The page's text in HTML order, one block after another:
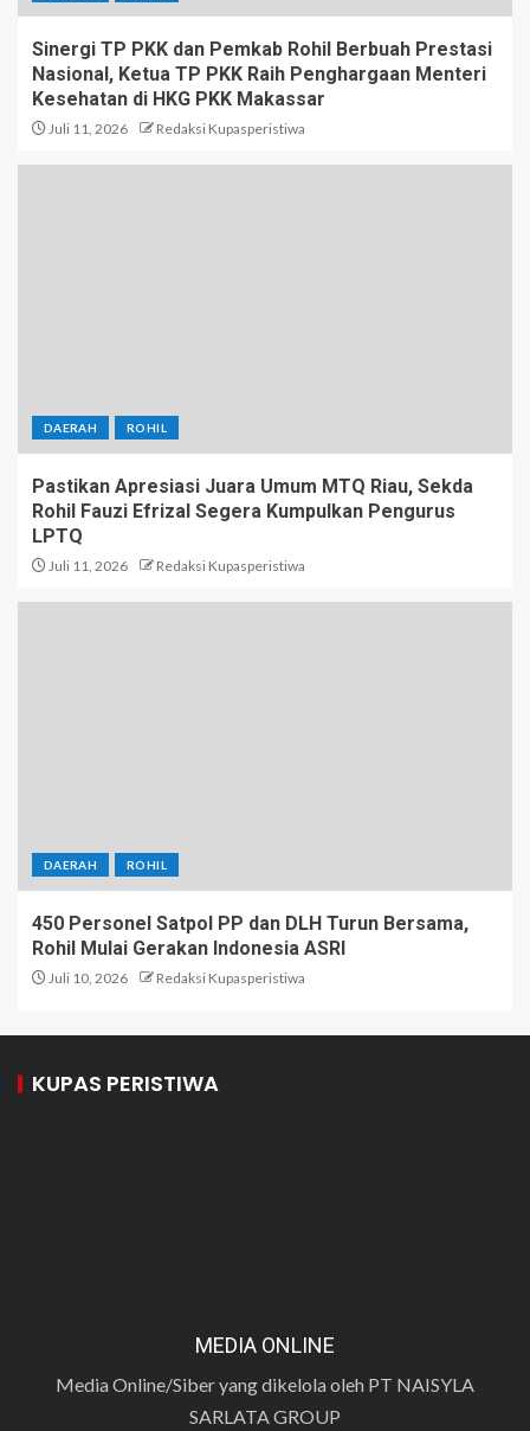
Sinergi TP PKK dan Pemkab Rohil Berbuah Prestasi
Nasional, Ketua TP PKK Raih Penghargaan Menteri
Kesehatan di HKG PKK Makassar
Juli 11, 2026 Redaksi Kupasperistiwa
DAERAH ROHIL
Pastikan Apresiasi Juara Umum MTQ Riau, Sekda
Rohil Fauzi Efrizal Segera Kumpulkan Pengurus
LPTQ
Juli 11, 2026 Redaksi Kupasperistiwa
DAERAH ROHIL
450 Personel Satpol PP dan DLH Turun Bersama,
Rohil Mulai Gerakan Indonesia ASRI
Juli 10, 2026 Redaksi Kupasperistiwa
KUPAS PERISTIWA
MEDIA ONLINE
Media Online/Siber yang dikelola oleh PT NAISYLA
SARLATA GROUP